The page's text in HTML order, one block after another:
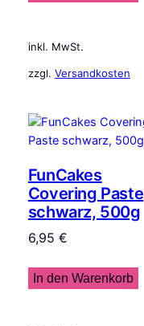
inkl. MwSt.
zzgl. Versandkosten
FunCakes
Covering Paste
schwarz, 500g
6,95 €
In den Warenkorb